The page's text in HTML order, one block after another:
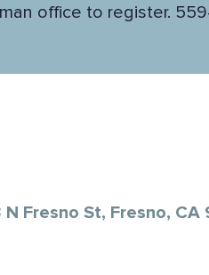
office to register.
Fresno St, Fresno, CA